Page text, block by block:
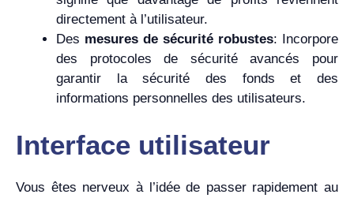
directement à l’utilisateur.
Des mesures de sécurité robustes: Incorpore
des protocoles de sécurité avancés pour
garantir la sécurité des fonds et des
informations personnelles des utilisateurs.
Interface utilisateur
Vous êtes nerveux à l’idée de passer rapidement au